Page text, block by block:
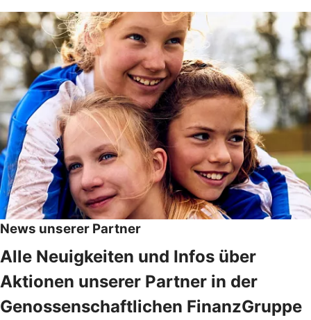
News unserer Partner
Alle Neuigkeiten und Infos über
Aktionen unserer Partner in der
Genossenschaftlichen FinanzGruppe